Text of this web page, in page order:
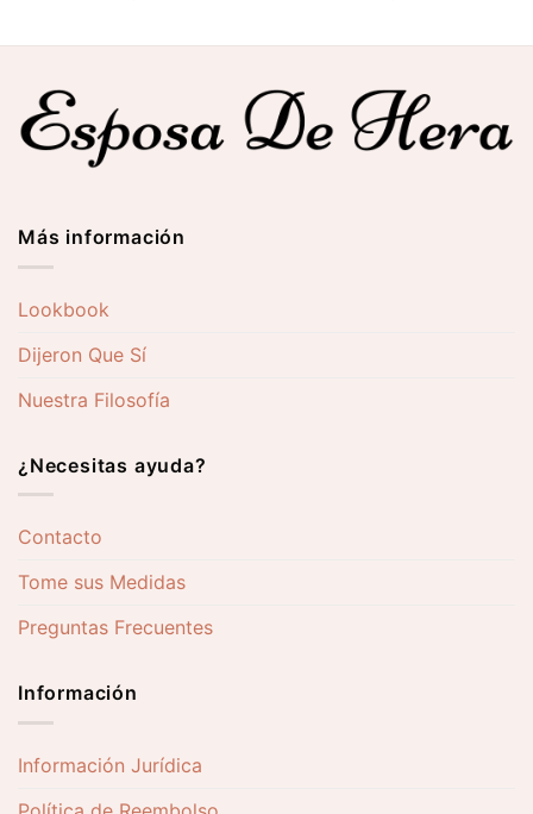
Más información
Lookbook
Dijeron Que Sí
Nuestra Filosofía
¿Necesitas ayuda?
Contacto
Tome sus Medidas
Preguntas Frecuentes
Información
Información Jurídica